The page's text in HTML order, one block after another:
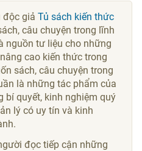
độc giảTủ sách kiến thức
câu chuyện trong lĩnh
nguồn tư liệu cho những
cao kiến thức trong
sách, câu chuyện trong
là những tác phẩm của
quyết, kinh nghiệm quý
lý có uy tín và kinh
đọc tiếp cận những